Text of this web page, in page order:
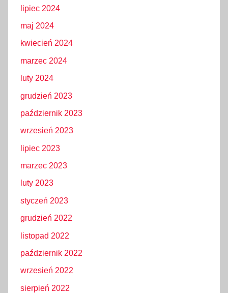
lipiec 2024
maj 2024
kwiecień 2024
marzec 2024
luty 2024
grudzień 2023
październik 2023
wrzesień 2023
lipiec 2023
marzec 2023
luty 2023
styczeń 2023
grudzień 2022
listopad 2022
październik 2022
wrzesień 2022
sierpień 2022